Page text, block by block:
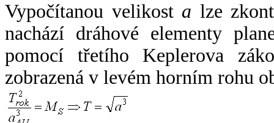
Vypočítanou velikost a lze
nachází dráhové elementy
pomocí třetího Keplerova
zobrazená v levém horním rohu